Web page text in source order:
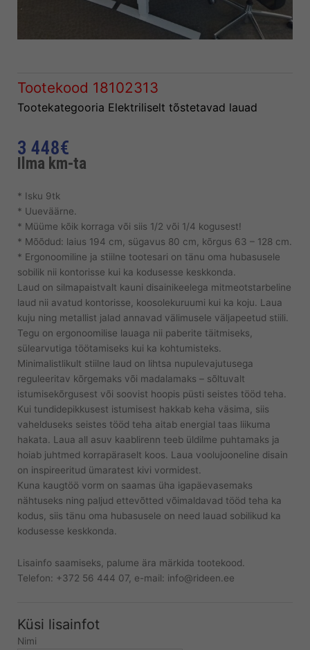
Tootekood 18102313
Tootekategooria Elektriliselt tõstetavad lauad
3 448€
Ilma km-ta
* Isku 9tk
* Uueväärne.
* Müüme kõik korraga või siis 1/2 või 1/4 kogusest!
* Mõõdud: laius 194 cm, sügavus 80 cm, kõrgus 63 – 128 cm.
* Ergonoomiline ja stiilne tootesari on tänu oma hubasusele
sobilik nii kontorisse kui ka kodusesse keskkonda.
Laud on silmapaistvalt kauni disainikeelega mitmeotstarbeline
laud nii avatud kontorisse, koosolekuruumi kui ka koju. Laua
kuju ning metallist jalad annavad välimusele väljapeetud stiili.
Tegu on ergonoomilise lauaga nii paberite täitmiseks,
sülearvutiga töötamiseks kui ka kohtumisteks.
Minimalistlikult stiilne laud on lihtsa nupulevajutusega
reguleeritav kõrgemaks või madalamaks – sõltuvalt
istumisekõrgusest või soovist hoopis püsti seistes tööd teha.
Kui tundidepikkusest istumisest hakkab keha väsima, siis
vahelduseks seistes tööd teha aitab energial taas liikuma
hakata. Laua all asuv kaablirenn teeb üldilme puhtamaks ja
hoiab juhtmed korrapäraselt koos. Laua voolujooneline disain
on inspireeritud ümaratest kivi vormidest.
Kuna kaugtöö vorm on saamas üha igapäevasemaks
nähtuseks ning paljud ettevõtted võimaldavad tööd teha ka
kodus, siis tänu oma hubasusele on need lauad sobilikud ka
kodusesse keskkonda.
Lisainfo saamiseks, palume ära märkida tootekood.
Telefon: +372 56 444 07, e-mail: info@rideen.ee
Küsi lisainfot
Nimi